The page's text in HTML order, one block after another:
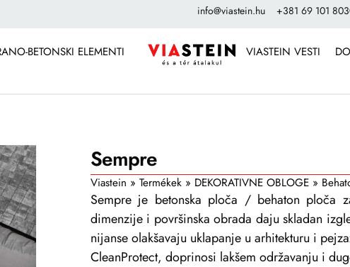
info@viastein.hu +381 69 101
BETONSKI ELEMENTI
VIASTEIN VESTI
Sempre
Viastein » Termékek» DEKORATIVNE OBLOGE»
Sempre je betonska ploča / behaton ploča
dimenzije i površinska obrada daju skladan
nijanse olakšavaju uklapanje u arhitekturu i
CleanProtect, doprinosi lakšem održavanju i